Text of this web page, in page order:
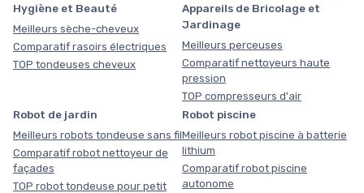
Hygiène et Beauté
Meilleurs sèche-cheveux
Comparatif rasoirs électriques
TOP tondeuses cheveux
Appareils de Bricolage et
Jardinage
Meilleurs perceuses
Comparatif nettoyeurs haute
pression
TOP compresseurs d'air
Robot de jardin
Meilleurs robots tondeuse sans fil
Comparatif robot nettoyeur de
façades
TOP robot tondeuse pour petit
Robot piscine
Meilleurs robot piscine à batterie
lithium
Comparatif robot piscine
autonome